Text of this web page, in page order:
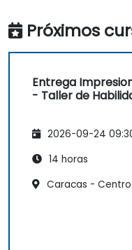
Próximos
Entrega
- Taller de
2026-09-24
14 horas
Caracas - Centro